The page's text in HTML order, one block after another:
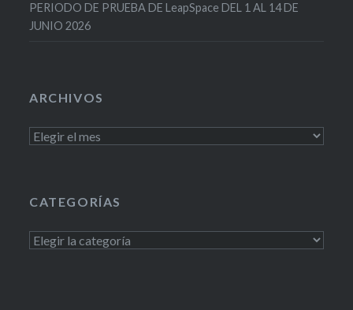
PERIODO DE PRUEBA DE LeapSpace DEL 1 AL 14 DE
JUNIO 2026
ARCHIVOS
Archivos
CATEGORÍAS
Categorías